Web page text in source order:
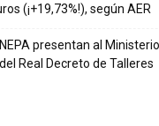
(¡+19,73%!), según AER
presentan al
Real Decreto de Talleres